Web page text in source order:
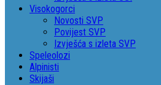
Visokogorci
Novosti SVP
Povijest SVP
Izvješća s izleta SVP
Speleolozi
Alpinisti
Skijaši